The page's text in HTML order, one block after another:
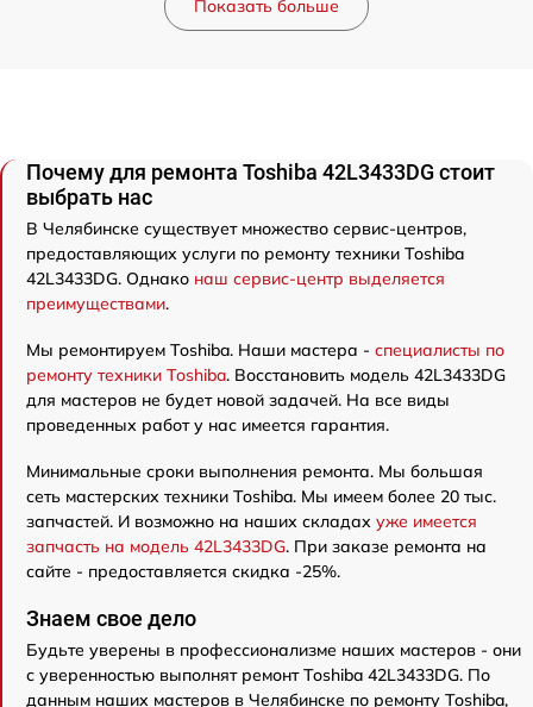
Показать больше
Почему для ремонта Toshiba 42L3433DG стоит
выбрать нас
В Челябинске существует множество сервис-центров,
предоставляющих услуги по ремонту техники Toshiba
42L3433DG. Однако наш сервис-центр выделяется
преимуществами.
Мы ремонтируем Toshiba. Наши мастера - специалисты по
ремонту техники Toshiba. Восстановить модель 42L3433DG
для мастеров не будет новой задачей. На все виды
проведенных работ у нас имеется гарантия.
Минимальные сроки выполнения ремонта. Мы большая
сеть мастерских техники Toshiba. Мы имеем более 20 тыс.
запчастей. И возможно на наших складах уже имеется
запчасть на модель 42L3433DG. При заказе ремонта на
сайте - предоставляется скидка -25%.
Знаем свое дело
Будьте уверены в профессионализме наших мастеров - они
с уверенностью выполнят ремонт Toshiba 42L3433DG. По
данным наших мастеров в Челябинске по ремонту Toshiba,